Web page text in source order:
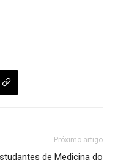
Próximo artigo
de Medicina do